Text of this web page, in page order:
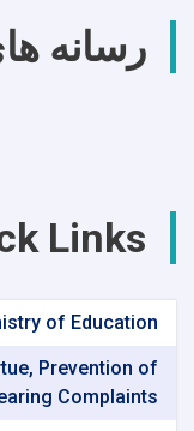
رسانه
Links
of Education
Prevention of
Complaints